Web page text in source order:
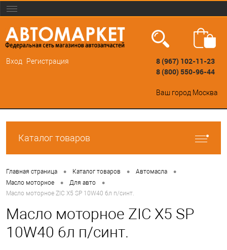
Вход Регистрация
8 (967) 102-11-23
8 (800) 550-96-44
Ваш город Москва
Каталог товаров
Главная страница • Каталог товаров • Автомасла •
Масло моторное • Для авто •
Масло моторное ZIC X5 SP 10W40 6л п/синт.
Масло моторное ZIC X5 SP
10W40 6л п/синт.